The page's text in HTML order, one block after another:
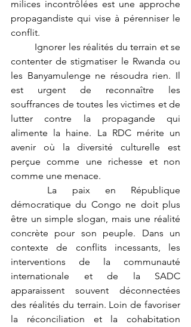
milices incontrôlées est une approche
propagandiste qui vise à pérenniser le
conflit.
contenter de stigmatiser le Rwanda ou
les Banyamulenge ne résoudra rien. Il
est urgent de reconnaître les
souffrances de toutes les victimes et de
lutter contre la propagande qui
alimente la haine. La RDC mérite un
avenir où la diversité culturelle est
perçue comme une richesse et non
comme une menace.
démocratique du Congo ne doit plus
être un simple slogan, mais une réalité
concrète pour son peuple. Dans un
contexte de conflits incessants, les
interventions de la communauté
internationale et de la SADC
apparaissent souvent déconnectées
des réalités du terrain. Loin de favoriser
la réconciliation et la cohabitation